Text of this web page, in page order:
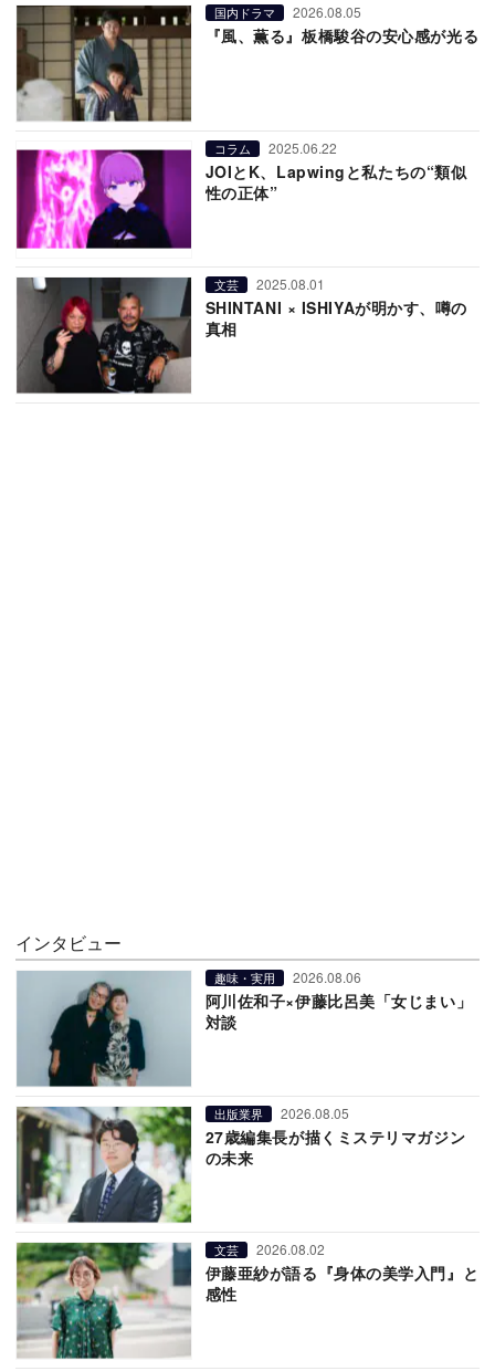
国内ドラマ 2026.08.05
『風、薫る』板橋駿谷の安心感が光る
コラム 2025.06.22
JOIとK、Lapwingと私たちの“類似
性の正体”
文芸 2025.08.01
SHINTANI × ISHIYAが明かす、噂の
真相
インタビュー
趣味・実用 2026.08.06
阿川佐和子×伊藤比呂美「女じまい」
対談
出版業界 2026.08.05
27歳編集長が描くミステリマガジン
の未来
文芸 2026.08.02
伊藤亜紗が語る『身体の美学入門』と
感性